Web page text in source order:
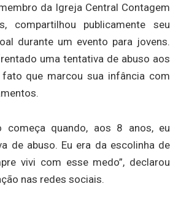
da Igreja Central Contagem
compartilhou publicamente seu
durante um evento para jovens.
uma tentativa de abuso aos
que marcou sua infância com
começa quando, aos 8 anos, eu
de abuso. Eu era da escolinha de
vivi com esse medo”, declarou
nas redes sociais.